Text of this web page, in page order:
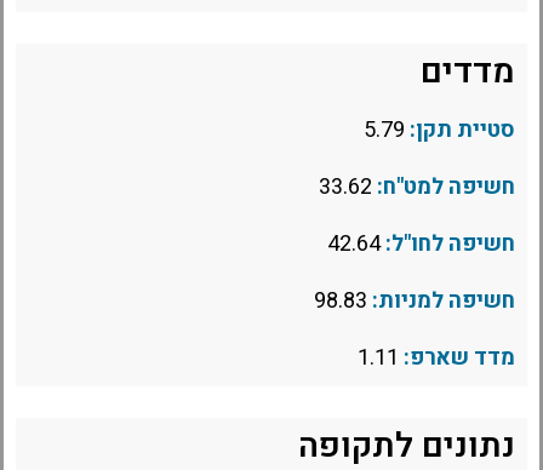
מדדים
סטיית תקן:
חשיפה למט"ח:
חשיפה לחו"ל:42.64
חשיפה למניות:
מדד שארפ:
נתונים לתקופה